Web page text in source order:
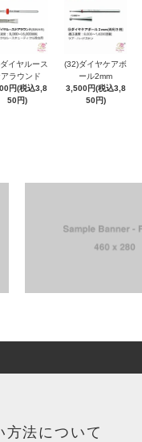
イヤルース
ラウンド
円(税込3,8
50円)
(32)ダイヤケアボ
ール2mm
3,500円(税込3,8
50円)
方法について